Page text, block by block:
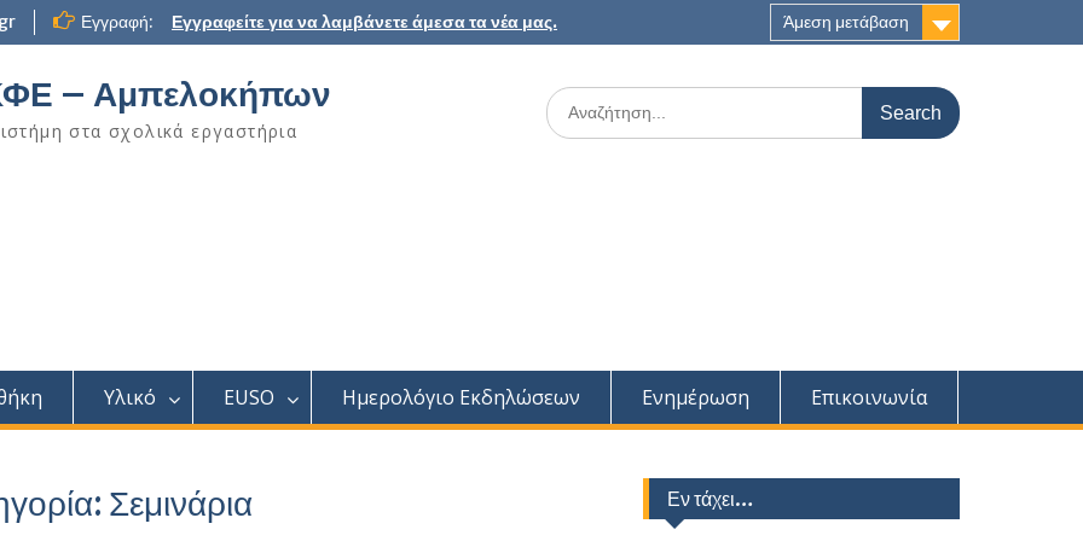
Εγγραφή: Εγγραφείτε για να λαμβάνετε άμεσα τα νέα μας. Άμεση μετάβαση
– Αμπελοκήπων
στα σχολικά εργαστήρια
Search
for:
Υλικό EUSO Ημερολόγιο Εκδηλώσεων Ενημέρωση Επικοινωνία
Σεμινάρια Εν τάχει…